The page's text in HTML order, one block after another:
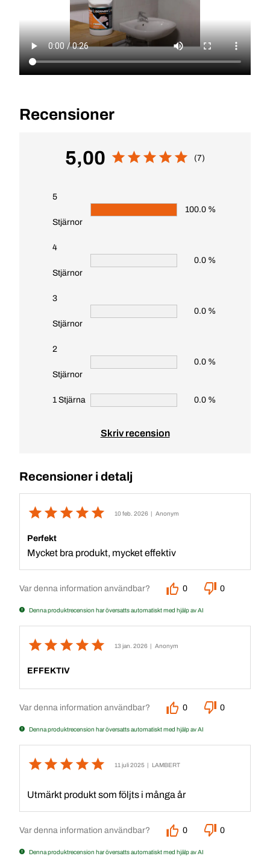
Recensioner
5,00 (7)
5
Stjärnor
100.0 %
4
Stjärnor
0.0 %
3
Stjärnor
0.0 %
2
Stjärnor
0.0 %
1 Stjärna 0.0 %
Skriv recension
Recensioner i detalj
10 feb. 2026 | Anonym
Perfekt
Mycket bra produkt, mycket effektiv
Var denna information användbar? 0 0
Denna produktrecension har översatts automatiskt med hjälp av AI
13 jan. 2026 | Anonym
EFFEKTIV
Var denna information användbar? 0 0
Denna produktrecension har översatts automatiskt med hjälp av AI
11 juli 2025 | LAMBERT
Utmärkt produkt som följts i många år
Var denna information användbar? 0 0
Denna produktrecension har översatts automatiskt med hjälp av AI